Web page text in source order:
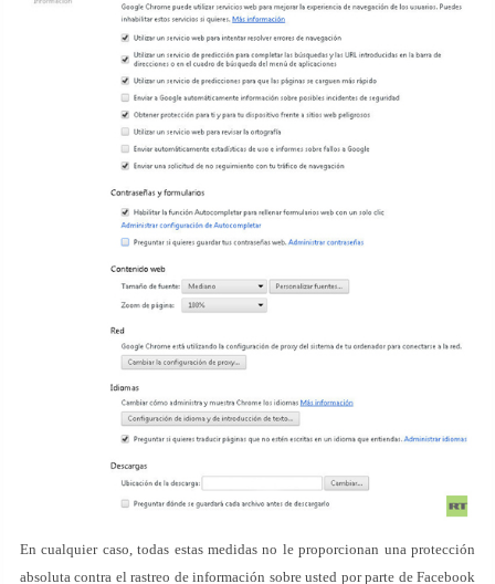
En cualquier caso, todas estas medidas no le proporcionan una protección
absoluta contra el rastreo de información sobre usted por parte de Facebook